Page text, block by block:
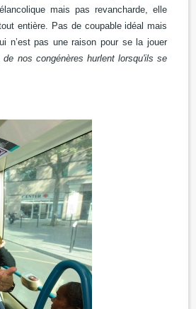
mais pas revancharde, elle
entière. Pas de coupable idéal mais
n’est pas une raison pour se la jouer
nos congénères hurlent lorsqu'ils se